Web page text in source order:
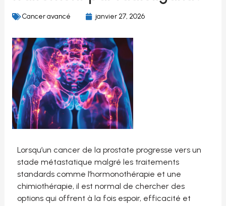
Cancer avancé janvier 27, 2026
Lorsqu’un cancer de la prostate progresse vers un
stade métastatique malgré les traitements
standards comme l’hormonothérapie et une
chimiothérapie, il est normal de chercher des
options qui offrent à la fois espoir, efficacité et